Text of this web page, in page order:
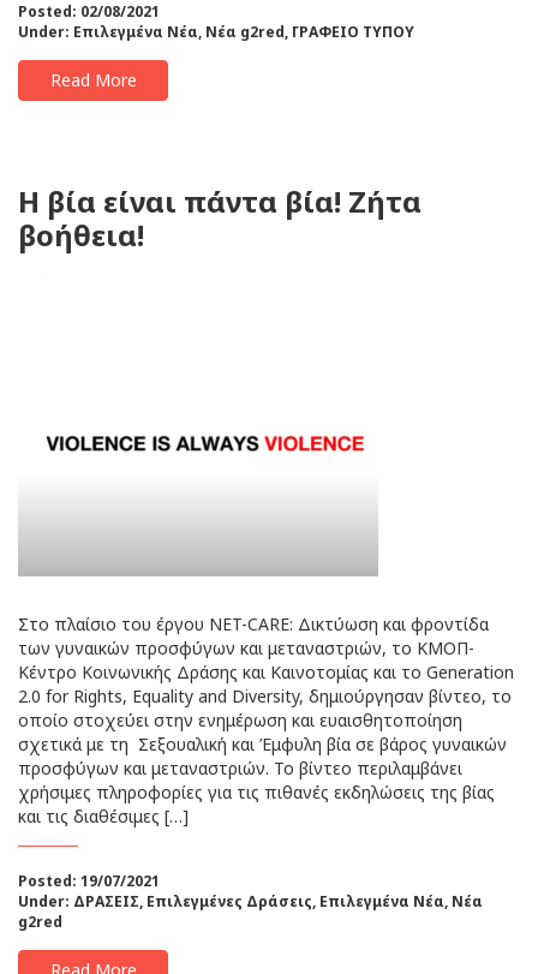
Posted: 02/08/2021
Under: Επιλεγμένα Νέα, Νέα g2red, ΓΡΑΦΕΙΟ ΤΥΠΟΥ
Read More
Η βία είναι πάντα βία! Ζήτα
βοήθεια!
Στο πλαίσιο του έργου NET-CARE: Δικτύωση και φροντίδα
των γυναικών προσφύγων και μεταναστριών, το ΚΜΟΠ-
Κέντρο Κοινωνικής Δράσης και Καινοτομίας και το Generation
2.0 for Rights, Equality and Diversity, δημιούργησαν βίντεο, το
οποίο στοχεύει στην ενημέρωση και ευαισθητοποίηση
σχετικά με τη Σεξουαλική και Έμφυλη βία σε βάρος γυναικών
προσφύγων και μεταναστριών. Το βίντεο περιλαμβάνει
χρήσιμες πληροφορίες για τις πιθανές εκδηλώσεις της βίας
και τις διαθέσιμες […]
Posted: 19/07/2021
Under: ΔΡΑΣΕΙΣ, Επιλεγμένες Δράσεις, Επιλεγμένα Νέα, Νέα
g2red